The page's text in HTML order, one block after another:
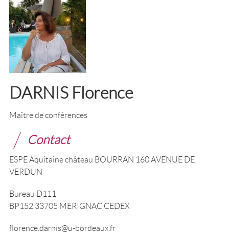
DARNIS Florence
Maître de conférences
Contact
ESPE Aquitaine château BOURRAN 160 AVENUE DE
VERDUN
Bureau D111
BP152 33705 MERIGNAC CEDEX
florence.darnis@u-bordeaux.fr